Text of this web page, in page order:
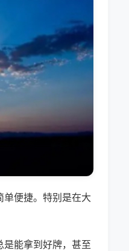
便捷。特别是在大
能拿到好牌，甚至